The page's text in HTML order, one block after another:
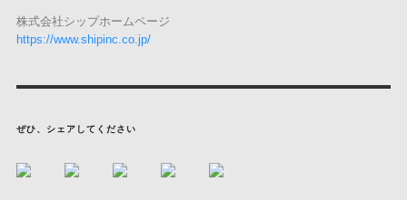
株式会社シップホームページ
https://www.shipinc.co.jp/
ぜひ、シェアしてください